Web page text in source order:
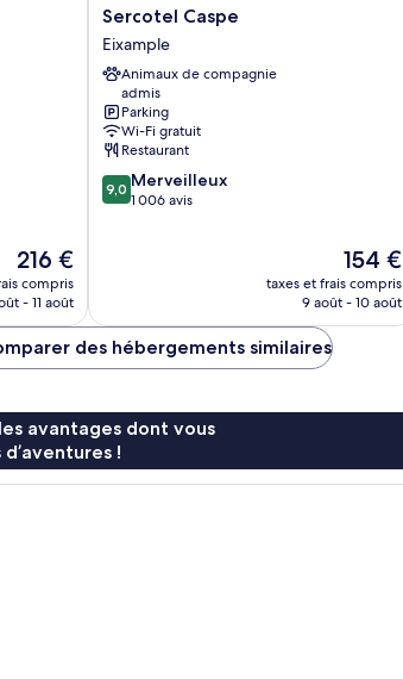
Le
nouveau
prix
de
216 €
216 €
compris
- 11 août
Sercotel
Caspe
Eixample
Sercotel Caspe
Eixample
Animaux de compagnie
admis
Parking
Wi-Fi gratuit
Restaurant
9.0
sur
9,0 Merveilleux
1 006 avis
Le
nouveau
prix
154 €
taxes et frais compris
9 août - 10 août
des hébergements similaires
avantages dont vous
!